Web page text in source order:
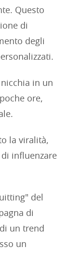
Questo
di
degli
in un
ore,
la viralità,
influenzare
del
di
un trend
un